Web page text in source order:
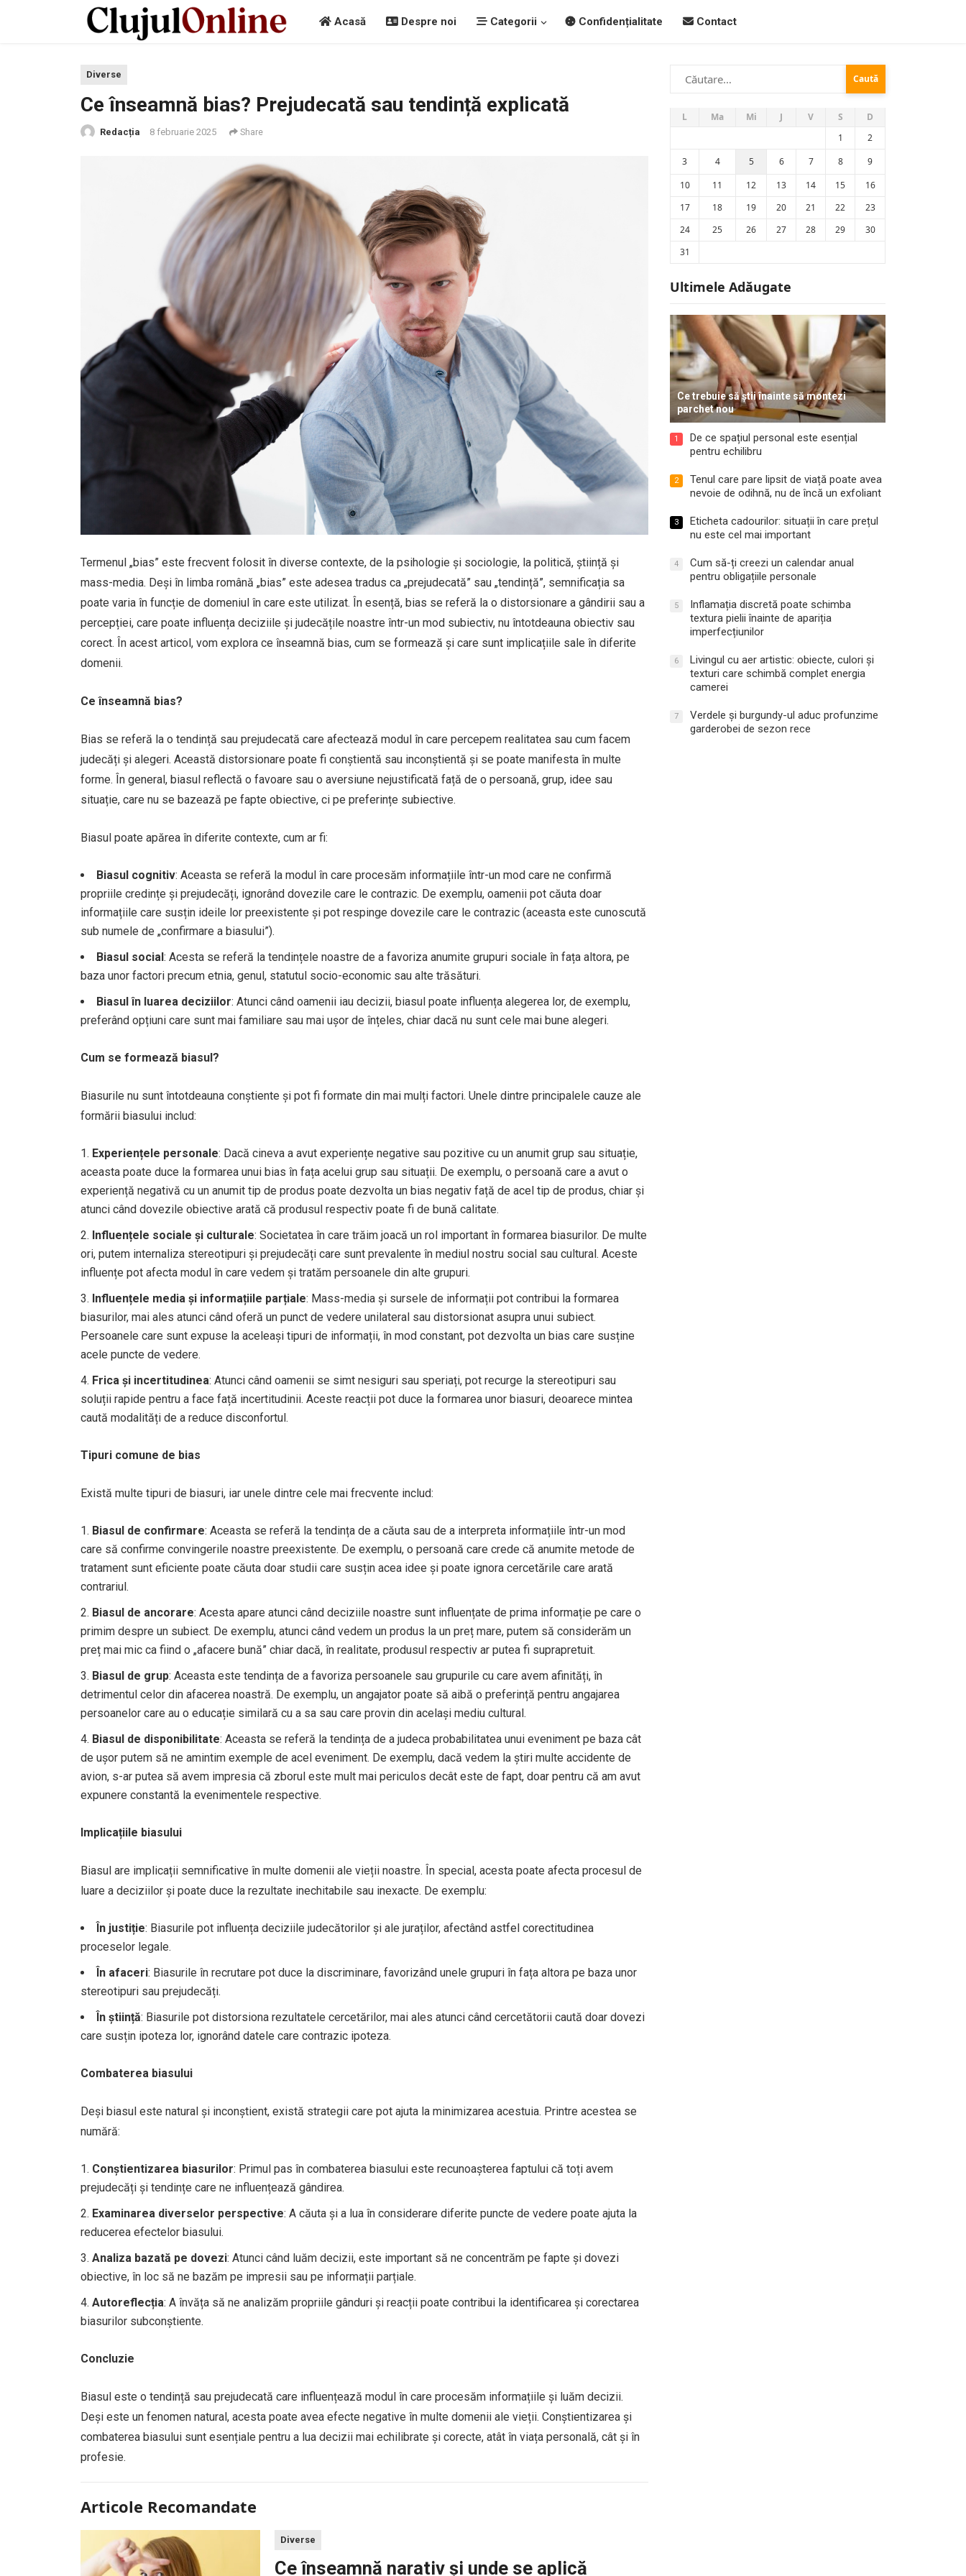
Acasă Despre noi Categorii Confidențialitate Contact
Diverse
Ce înseamnă bias? Prejudecată sau tendință explicată
Redacția 8 februarie 2025 Share
Termenul „bias” este frecvent folosit în diverse contexte, de la psihologie și sociologie, la politică, știință și
mass-media. Deși în limba română „bias” este adesea tradus ca „prejudecată” sau „tendință”, semnificația sa
poate varia în funcție de domeniul în care este utilizat. În esență, bias se referă la o distorsionare a gândirii sau a
percepției, care poate influența deciziile și judecățile noastre într-un mod subiectiv, nu întotdeauna obiectiv sau
corect. În acest articol, vom explora ce înseamnă bias, cum se formează și care sunt implicațiile sale în diferite
domenii.
Ce înseamnă bias?
Bias se referă la o tendință sau prejudecată care afectează modul în care percepem realitatea sau cum facem
judecăți și alegeri. Această distorsionare poate fi conștientă sau inconștientă și se poate manifesta în multe
forme. În general, biasul reflectă o favoare sau o aversiune nejustificată față de o persoană, grup, idee sau
situație, care nu se bazează pe fapte obiective, ci pe preferințe subiective.
Biasul poate apărea în diferite contexte, cum ar fi:
Biasul cognitiv: Aceasta se referă la modul în care procesăm informațiile într-un mod care ne confirmă
propriile credințe și prejudecăți, ignorând dovezile care le contrazic. De exemplu, oamenii pot căuta doar
informațiile care susțin ideile lor preexistente și pot respinge dovezile care le contrazic (aceasta este cunoscută
sub numele de „confirmare a biasului”).
Biasul social: Acesta se referă la tendințele noastre de a favoriza anumite grupuri sociale în fața altora, pe
baza unor factori precum etnia, genul, statutul socio-economic sau alte trăsături.
Biasul în luarea deciziilor: Atunci când oamenii iau decizii, biasul poate influența alegerea lor, de exemplu,
preferând opțiuni care sunt mai familiare sau mai ușor de înțeles, chiar dacă nu sunt cele mai bune alegeri.
Cum se formează biasul?
Biasurile nu sunt întotdeauna conștiente și pot fi formate din mai mulți factori. Unele dintre principalele cauze ale
formării biasului includ:
Experiențele personale: Dacă cineva a avut experiențe negative sau pozitive cu un anumit grup sau situație,
aceasta poate duce la formarea unui bias în fața acelui grup sau situații. De exemplu, o persoană care a avut o
experiență negativă cu un anumit tip de produs poate dezvolta un bias negativ față de acel tip de produs, chiar și
atunci când dovezile obiective arată că produsul respectiv poate fi de bună calitate.
Influențele sociale și culturale: Societatea în care trăim joacă un rol important în formarea biasurilor. De multe
ori, putem internaliza stereotipuri și prejudecăți care sunt prevalente în mediul nostru social sau cultural. Aceste
influențe pot afecta modul în care vedem și tratăm persoanele din alte grupuri.
Influențele media și informațiile parțiale: Mass-media și sursele de informații pot contribui la formarea
biasurilor, mai ales atunci când oferă un punct de vedere unilateral sau distorsionat asupra unui subiect.
Persoanele care sunt expuse la aceleași tipuri de informații, în mod constant, pot dezvolta un bias care susține
acele puncte de vedere.
Frica și incertitudinea: Atunci când oamenii se simt nesiguri sau speriați, pot recurge la stereotipuri sau
soluții rapide pentru a face față incertitudinii. Aceste reacții pot duce la formarea unor biasuri, deoarece mintea
caută modalități de a reduce disconfortul.
Tipuri comune de bias
Există multe tipuri de biasuri, iar unele dintre cele mai frecvente includ:
Biasul de confirmare: Aceasta se referă la tendința de a căuta sau de a interpreta informațiile într-un mod
care să confirme convingerile noastre preexistente. De exemplu, o persoană care crede că anumite metode de
tratament sunt eficiente poate căuta doar studii care susțin acea idee și poate ignora cercetările care arată
contrariul.
Biasul de ancorare: Acesta apare atunci când deciziile noastre sunt influențate de prima informație pe care o
primim despre un subiect. De exemplu, atunci când vedem un produs la un preț mare, putem să considerăm un
preț mai mic ca fiind o „afacere bună” chiar dacă, în realitate, produsul respectiv ar putea fi suprapretuit.
Biasul de grup: Aceasta este tendința de a favoriza persoanele sau grupurile cu care avem afinități, în
detrimentul celor din afacerea noastră. De exemplu, un angajator poate să aibă o preferință pentru angajarea
persoanelor care au o educație similară cu a sa sau care provin din același mediu cultural.
Biasul de disponibilitate: Aceasta se referă la tendința de a judeca probabilitatea unui eveniment pe baza cât
de ușor putem să ne amintim exemple de acel eveniment. De exemplu, dacă vedem la știri multe accidente de
avion, s-ar putea să avem impresia că zborul este mult mai periculos decât este de fapt, doar pentru că am avut
expunere constantă la evenimentele respective.
Implicațiile biasului
Biasul are implicații semnificative în multe domenii ale vieții noastre. În special, acesta poate afecta procesul de
luare a deciziilor și poate duce la rezultate inechitabile sau inexacte. De exemplu:
În justiție: Biasurile pot influența deciziile judecătorilor și ale juraților, afectând astfel corectitudinea
proceselor legale.
În afaceri: Biasurile în recrutare pot duce la discriminare, favorizând unele grupuri în fața altora pe baza unor
stereotipuri sau prejudecăți.
În știință: Biasurile pot distorsiona rezultatele cercetărilor, mai ales atunci când cercetătorii caută doar dovezi
care susțin ipoteza lor, ignorând datele care contrazic ipoteza.
Combaterea biasului
Deși biasul este natural și inconștient, există strategii care pot ajuta la minimizarea acestuia. Printre acestea se
numără:
Conștientizarea biasurilor: Primul pas în combaterea biasului este recunoașterea faptului că toți avem
prejudecăți și tendințe care ne influențează gândirea.
Examinarea diverselor perspective: A căuta și a lua în considerare diferite puncte de vedere poate ajuta la
reducerea efectelor biasului.
Analiza bazată pe dovezi: Atunci când luăm decizii, este important să ne concentrăm pe fapte și dovezi
obiective, în loc să ne bazăm pe impresii sau pe informații parțiale.
Autoreflecția: A învăța să ne analizăm propriile gânduri și reacții poate contribui la identificarea și corectarea
biasurilor subconștiente.
Concluzie
Biasul este o tendință sau prejudecată care influențează modul în care procesăm informațiile și luăm decizii.
Deși este un fenomen natural, acesta poate avea efecte negative în multe domenii ale vieții. Conștientizarea și
combaterea biasului sunt esențiale pentru a lua decizii mai echilibrate și corecte, atât în viața personală, cât și în
profesie.
Articole Recomandate
Diverse
Ce înseamnă narativ și unde se aplică
Caută
după:
L Ma Mi J V S
D
1
2
3
4 5 6 7 8
9
10
11 12 13 14 15
16
17
18 19 20 21 22
23
24
25 26 27 28 29
30
31
Ultimele Adăugate
Ce trebuie să știi înainte să montezi
parchet nou
1
De ce spațiul personal este esențial
pentru echilibru
2
Tenul care pare lipsit de viață poate avea
nevoie de odihnă, nu de încă un exfoliant
3
Eticheta cadourilor: situații în care prețul
nu este cel mai important
4
Cum să-ți creezi un calendar anual
pentru obligațiile personale
5
Inflamația discretă poate schimba
textura pielii înainte de apariția
imperfecțiunilor
6
Livingul cu aer artistic: obiecte, culori și
texturi care schimbă complet energia
camerei
7
Verdele și burgundy-ul aduc profunzime
garderobei de sezon rece